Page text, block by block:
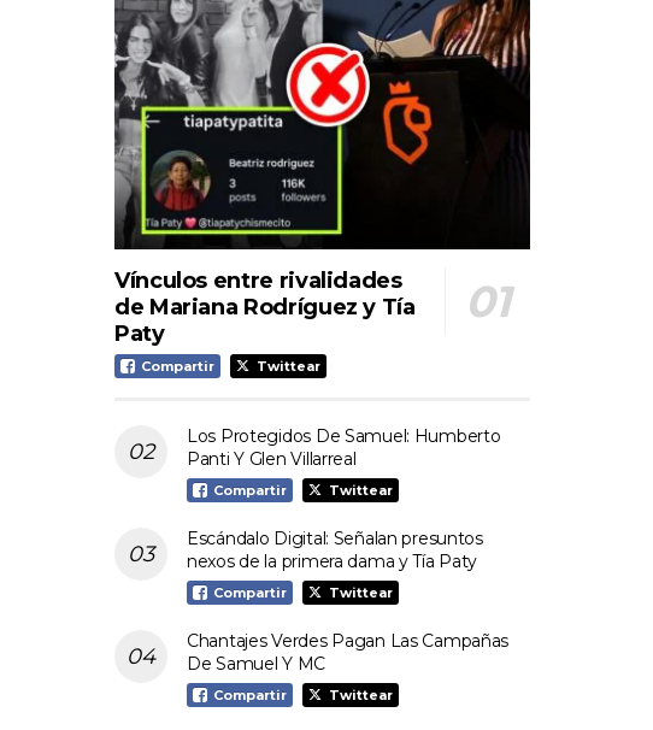
Vínculos entre rivalidades
de Mariana Rodríguez y Tía
Paty
Compartir Twittear
Los Protegidos De Samuel: Humberto
Panti Y Glen Villarreal
Compartir Twittear
Escándalo Digital: Señalan presuntos
nexos de la primera dama y Tía Paty
Compartir Twittear
Chantajes Verdes Pagan Las Campañas
De Samuel Y MC
Compartir Twittear